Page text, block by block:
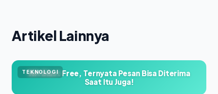
Artikel Lainnya
TEKNOLOGI
WA Blast Free, Ternyata Pesan Bisa Diterima
Saat Itu Juga!